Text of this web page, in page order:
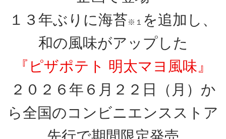
１３年ぶりに海苔※１ を追加し、
和の風味がアップした
『ピザポテト 明太マヨ風味』
２０２６年６月２２日（月）か
ら全国のコンビニエンスストア